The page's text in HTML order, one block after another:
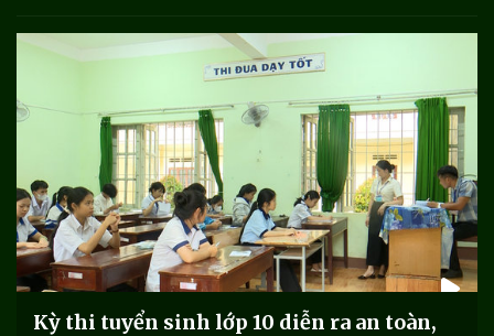
Kỳ thi tuyển sinh lớp 10 diễn ra an toàn,